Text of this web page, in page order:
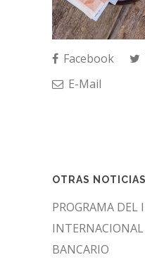
Facebook
E-Mail
OTRAS NOTICIAS
PROGRAMA DEL
INTERNACIONAL
BANCARIO